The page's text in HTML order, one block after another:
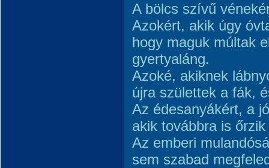
A bölcs szívű
Azokért, akik úgy
hogy maguk múltak
gyertyaláng.
Azoké, akiknek
újra születtek a fák,
Az édesanyákért, a
akik továbbra is
Az emberi
sem szabad